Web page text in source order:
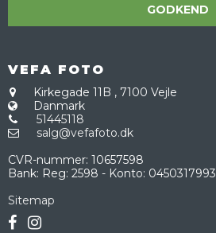
GODKEND
VEFA FOTO
Kirkegade 11B , 7100 Vejle
Danmark
51445118
salg@vefafoto.dk
CVR-nummer: 10657598
Bank: Reg: 2598 - Konto: 0450317993
Sitemap